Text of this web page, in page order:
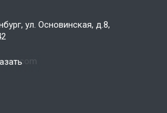
ул. Основинская, д.8,